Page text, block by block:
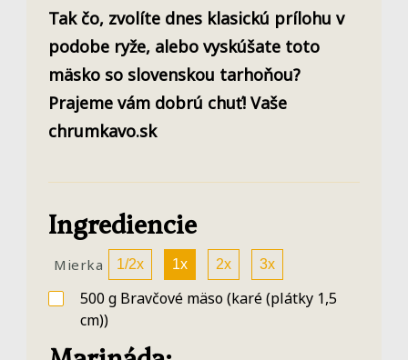
Tak čo, zvolíte dnes klasickú prílohu v
podobe ryže, alebo vyskúšate toto
mäsko so slovenskou tarhoňou?
Prajeme vám dobrú chuť! Vaše
chrumkavo.sk
Ingrediencie
Mierka 1/2x 1x 2x 3x
500g Bravčové mäso(karé (plátky 1,5
cm))